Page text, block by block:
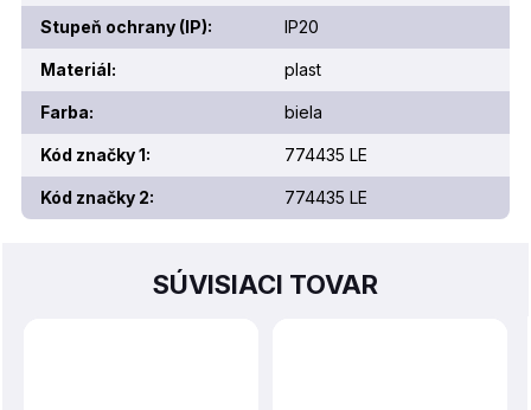
Stupeň ochrany (IP): IP20
Materiál: plast
Farba: biela
Kód značky 1: 774435 LE
Kód značky 2: 774435 LE
SÚVISIACI TOVAR